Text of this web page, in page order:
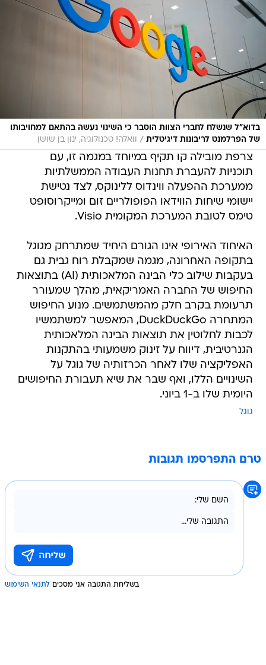
בדוא"ל שנשלח לחברי הצוות הוסבר כי השינוי נעשה בהתאם למחויבותו
של הפרלמנט לריבונות דיגיטלית / וואלה! טכנולוגיה, ינון בן שושן
צרפת מובילה קו תקיף במיוחד במגמה זו, עם
תוכניות להעברת תחנות העבודה הממשלתיות
ממערכת ההפעלה ווינדוס ללינוקס, לצד נטישת
יישומי שיחות הווידאו הפופולריים זום ומייקרוסופט
טימס לטובת המערכת המקומית Visio.
האיחוד האירופי אינו הגורם היחיד שמתרחק מגוגל
בתקופה האחרונה, מגמה שמקבלת רוח גבית גם
בעקבות שילוב כלי הבינה המלאכותית (AI) בתוצאות
החיפוש של החברה האמריקאית, מהלך שמעורר
תרעומת בקרב חלק מהמשתמשים. מנוע החיפוש
המתחרה DuckDuckGo, המאפשר למשתמשיו
לכבות לחלוטין את תוצאות הבינה המלאכותית
הגנרטיבית, דיווח על זינוק משמעותי בהתקנות
האפליקציה שלו לאחר הכרזותיה של גוגל על
השינויים הללו, ואף שבר את שיא תעבורת החיפושים
היומית שלו ב-1 ביוני.
גוגל
טרם התפרסמו תגובות
בשליחת התגובה אני מסכים לתנאי השימוש